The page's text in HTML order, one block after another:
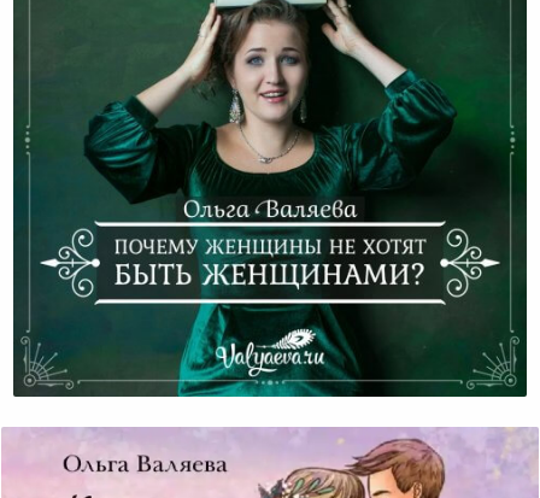
Почему Женщины Не Хотят Быть Женщинами?